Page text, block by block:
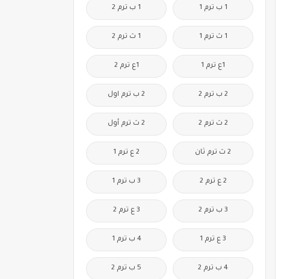
1 ب ترم 1 1 ب ترم 2
1 ث ترم 1 1 ث ترم 2
1ع ترم 1 1ع ترم 2
2 ب ترم 2 2 ب ترم اول
2 ث ترم 2 2 ث ترم أول
2 ث ترم ثان 2 ع ترم 1
2 ع ترم 2 3 ب ترم 1
3 ب ترم 2 3 ع ترم 2
3 ع ترم 1 4 ب ترم 1
4 ب ترم 2 5 ب ترم 2